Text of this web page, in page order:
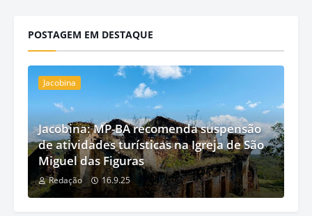
POSTAGEM EM DESTAQUE
Jacobina
Jacobina: MP-BA recomenda suspensão
de atividades turísticas na Igreja de São
Miguel das Figuras
Redação 16.9.25